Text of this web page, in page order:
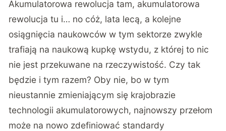
Akumulatorowa rewolucja tam, akumulatorowa
rewolucja tu i… no cóż, lata lecą, a kolejne
osiągnięcia naukowców w tym sektorze zwykle
trafiają na naukową kupkę wstydu, z której to nic
nie jest przekuwane na rzeczywistość. Czy tak
będzie i tym razem? Oby nie, bo w tym
nieustannie zmieniającym się krajobrazie
technologii akumulatorowych, najnowszy przełom
może na nowo zdefiniować standardy